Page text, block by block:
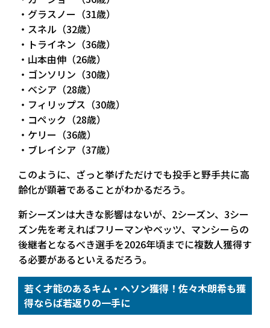
・グラスノー（31歳）
・スネル（32歳）
・トライネン（36歳）
・山本由伸（26歳）
・ゴンソリン（30歳）
・ベシア（28歳）
・フィリップス（30歳）
・コペック（28歳）
・ケリー（36歳）
・ブレイシア（37歳）
このように、ざっと挙げただけでも投手と野手共に高
齢化が顕著であることがわかるだろう。
新シーズンは大きな影響はないが、2シーズン、3シー
ズン先を考えればフリーマンやベッツ、マンシーらの
後継者となるべき選手を2026年頃までに複数人獲得す
る必要があるといえるだろう。
若く才能のあるキム・ヘソン獲得！佐々木朗希も獲
得ならば若返りの一手に